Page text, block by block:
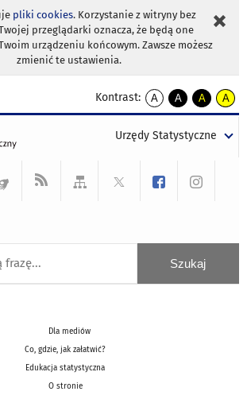
pliki cookies. Korzystanie z witryny bez
przeglądarki oznacza, że będą one
urządzeniu końcowym. Zawsze możesz
zmienić te ustawienia.
Kontrast:
A
kontrast
A
kontrast
tekst
czarnym
A
kontrast
tekst
czarnym
A
tekst
żółtym
Urzędy Statystyczne
Dla mediów
Co, gdzie, jak załatwić?
Edukacja statystyczna
O stronie